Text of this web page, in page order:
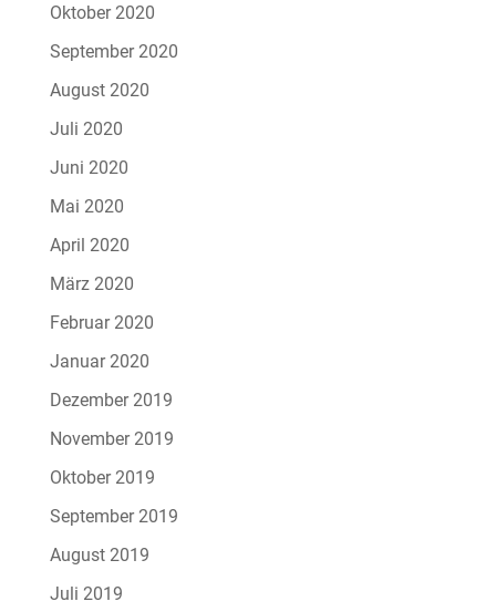
Oktober 2020
September 2020
August 2020
Juli 2020
Juni 2020
Mai 2020
April 2020
März 2020
Februar 2020
Januar 2020
Dezember 2019
November 2019
Oktober 2019
September 2019
August 2019
Juli 2019